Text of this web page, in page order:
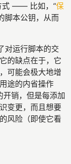
式 —— 比如，“保
脚本公钥，从而
对运行脚本的交
的缺点在于，它
可能会极大地增
途的内省操作
销，但是每添加
变更，而且想要
风险（即使它看